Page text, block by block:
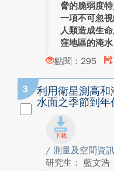
脅的脆弱度
一項不可忽
人類造成生
窪地區的淹
點閱：295
3
利用衛星測高
水面之季節到
/ 測量及空間資
研究生： 藍文浩